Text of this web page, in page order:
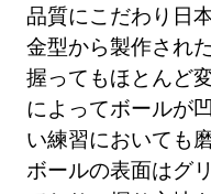
品質にこだわり日
金型から製作され
握ってもほとんど
によってボールが
い練習においても
ボールの表面はグ